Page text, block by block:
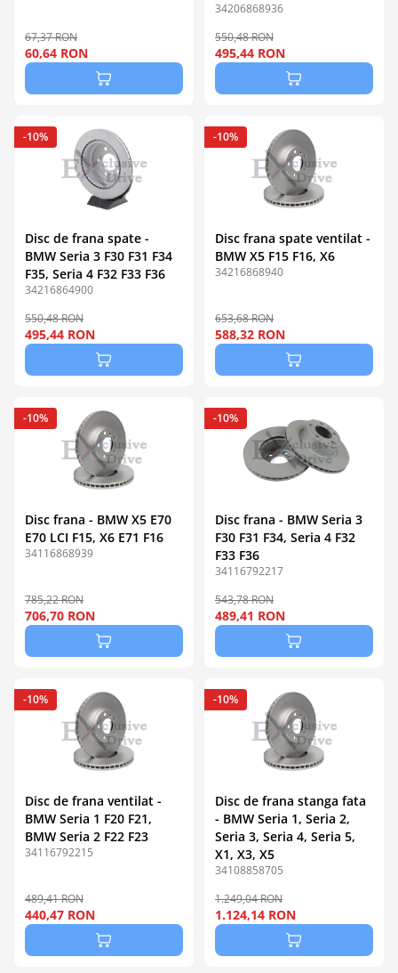
67,37 RON
60,64 RON
34206868936
550,48 RON
495,44 RON
Disc de frana spate -
BMW Seria 3 F30 F31 F34
F35, Seria 4 F32 F33 F36
34216864900
550,48 RON
495,44 RON
-10%
Disc frana spate ventilat -
BMW X5 F15 F16, X6
34216868940
653,68 RON
588,32 RON
-10%
Disc frana - BMW X5 E70
E70 LCI F15, X6 E71 F16
34116868939
785,22 RON
706,70 RON
-10%
Disc frana - BMW Seria 3
F30 F31 F34, Seria 4 F32
F33 F36
34116792217
543,78 RON
489,41 RON
-10%
Disc de frana ventilat -
BMW Seria 1 F20 F21,
BMW Seria 2 F22 F23
34116792215
489,41 RON
440,47 RON
-10%
Disc de frana stanga fata
- BMW Seria 1, Seria 2,
Seria 3, Seria 4, Seria 5,
X1, X3, X5
34108858705
1.249,04 RON
1.124,14 RON
-10%